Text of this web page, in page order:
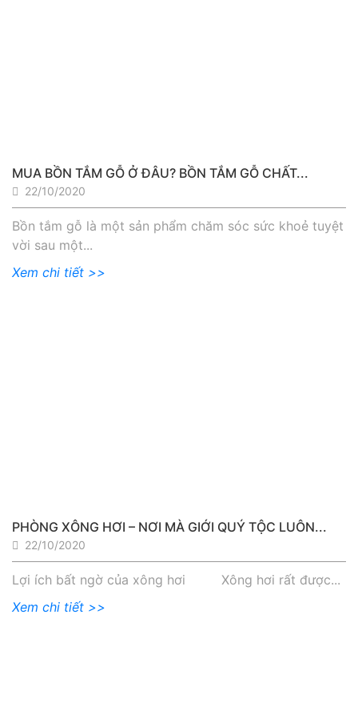
MUA BỒN TẮM GỖ Ở ĐÂU? BỒN TẮM GỖ CHẤT...
22/10/2020
Bồn tắm gỗ là một sản phẩm chăm sóc sức khoẻ tuyệt
vời sau một...
Xem chi tiết >>
PHÒNG XÔNG HƠI – NƠI MÀ GIỚI QUÝ TỘC LUÔN...
22/10/2020
Lợi ích bất ngờ của xông hơi Xông hơi rất được...
Xem chi tiết >>